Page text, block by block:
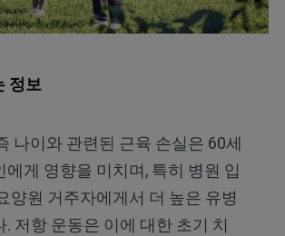
정보
나이와 관련된 근육 손실은 60세
에게 영향을 미치며, 특히 병원 입
양원 거주자에게서 더 높은 유병
. 저항 운동은 이에 대한 초기 치